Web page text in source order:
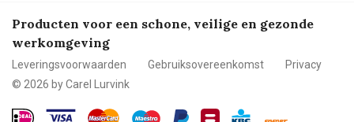
Producten voor een schone, veilige en gezonde
werkomgeving
Leveringsvoorwaarden Gebruiksovereenkomst
Privacy
© 2026 by Carel Lurvink